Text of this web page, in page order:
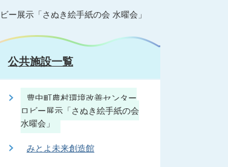
ー展示「さぬき絵手紙の会 水曜会」
公共施設一覧
豊中町農村環境改善センター
ロビー展示「さぬき絵手紙の会
水曜会」
みとよ未来創造館